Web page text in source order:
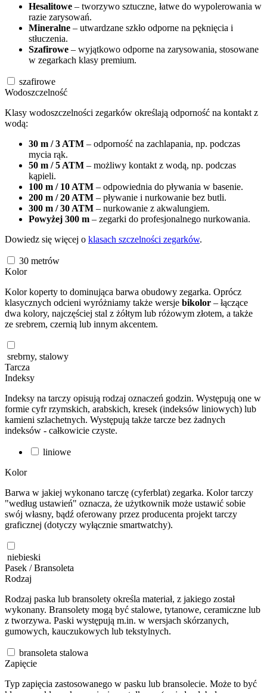
Hesalitowe – tworzywo sztuczne, łatwe do wypolerowania w
razie zarysowań.
Mineralne – utwardzane szkło odporne na pęknięcia i
stłuczenia.
Szafirowe – wyjątkowo odporne na zarysowania, stosowane
w zegarkach klasy premium.
szafirowe
Wodoszczelność
Klasy wodoszczelności zegarków określają odporność na kontakt z
wodą:
30 m / 3 ATM – odporność na zachlapania, np. podczas
mycia rąk.
50 m / 5 ATM – możliwy kontakt z wodą, np. podczas
kąpieli.
100 m / 10 ATM – odpowiednia do pływania w basenie.
200 m / 20 ATM – pływanie i nurkowanie bez butli.
300 m / 30 ATM – nurkowanie z akwalungiem.
Powyżej 300 m – zegarki do profesjonalnego nurkowania.
Dowiedz się więcej o klasach szczelności zegarków.
30 metrów
Kolor
Kolor koperty to dominująca barwa obudowy zegarka. Oprócz
klasycznych odcieni wyróżniamy także wersje bikolor – łączące
dwa kolory, najczęściej stal z żółtym lub różowym złotem, a także
ze srebrem, czernią lub innym akcentem.
srebrny, stalowy
Tarcza
Indeksy
Indeksy na tarczy opisują rodzaj oznaczeń godzin. Występują one w
formie cyfr rzymskich, arabskich, kresek (indeksów liniowych) lub
kamieni szlachetnych. Występują także tarcze bez żadnych
indeksów - całkowicie czyste.
liniowe
Kolor
Barwa w jakiej wykonano tarczę (cyferblat) zegarka. Kolor tarczy
"według ustawień" oznacza, że użytkownik może ustawić sobie
swój własny, bądź oferowany przez producenta projekt tarczy
graficznej (dotyczy wyłącznie smartwatchy).
niebieski
Pasek / Bransoleta
Rodzaj
Rodzaj paska lub bransolety określa materiał, z jakiego został
wykonany. Bransolety mogą być stalowe, tytanowe, ceramiczne lub
z tworzywa. Paski występują m.in. w wersjach skórzanych,
gumowych, kauczukowych lub tekstylnych.
bransoleta stalowa
Zapięcie
Typ zapięcia zastosowanego w pasku lub bransolecie. Może to być